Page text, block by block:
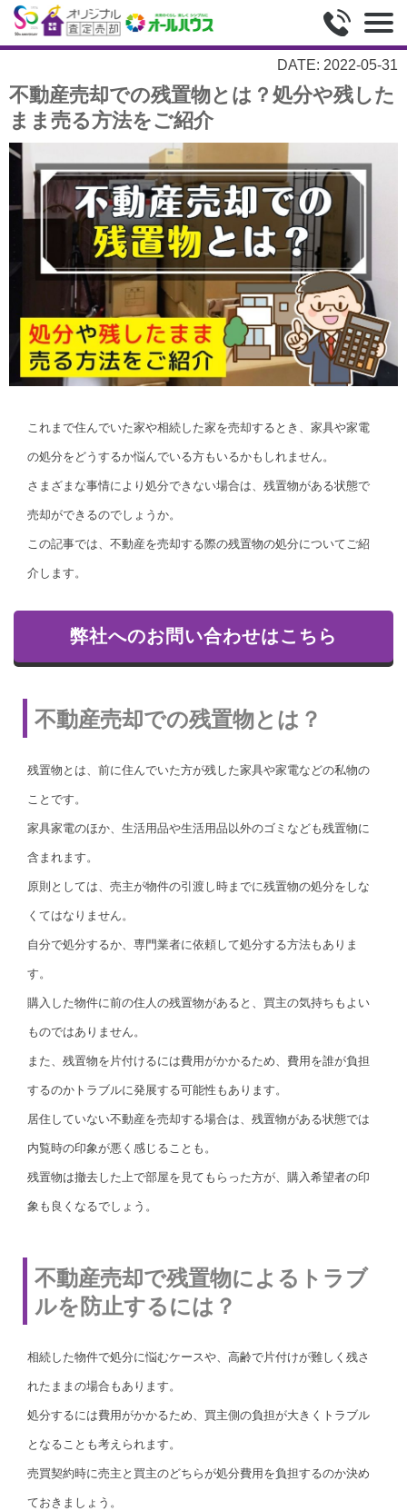
DATE: 2022-05-31
不動産売却での残置物とは？処分や残した
まま売る方法をご紹介
これまで住んでいた家や相続した家を売却するとき、家具や家電
の処分をどうするか悩んでいる方もいるかもしれません。
さまざまな事情により処分できない場合は、残置物がある状態で
売却ができるのでしょうか。
この記事では、不動産を売却する際の残置物の処分についてご紹
介します。
弊社へのお問い合わせはこちら
不動産売却での残置物とは？
残置物とは、前に住んでいた方が残した家具や家電などの私物の
ことです。
家具家電のほか、生活用品や生活用品以外のゴミなども残置物に
含まれます。
原則としては、売主が物件の引渡し時までに残置物の処分をしな
くてはなりません。
自分で処分するか、専門業者に依頼して処分する方法もありま
す。
購入した物件に前の住人の残置物があると、買主の気持ちもよい
ものではありません。
また、残置物を片付けるには費用がかかるため、費用を誰が負担
するのかトラブルに発展する可能性もあります。
居住していない不動産を売却する場合は、残置物がある状態では
内覧時の印象が悪く感じることも。
残置物は撤去した上で部屋を見てもらった方が、購入希望者の印
象も良くなるでしょう。
不動産売却で残置物によるトラブ
ルを防止するには？
相続した物件で処分に悩むケースや、高齢で片付けが難しく残さ
れたままの場合もあります。
処分するには費用がかかるため、買主側の負担が大きくトラブル
となることも考えられます。
売買契約時に売主と買主のどちらが処分費用を負担するのか決め
ておきましょう。